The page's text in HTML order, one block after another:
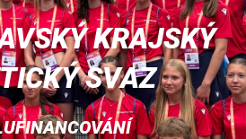
KRAJSKÝ
SVAZ